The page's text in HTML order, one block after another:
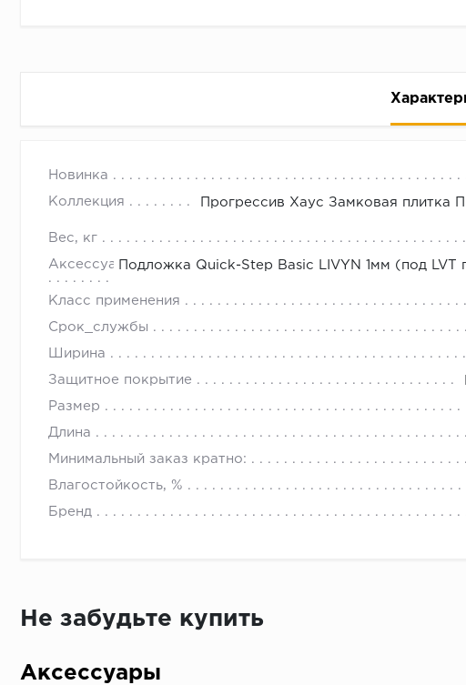
Новинка
Коллекция Прогрессив Хаус Замковая плитка
Вес, кг
АксессуарыПодложка Quick-Step Basic LIVYN 1мм (под LVT
Класс применения
Срок_службы
Ширина
Защитное покрытие
Размер
Длина
Минимальный заказ кратно:
Влагостойкость, %
Бренд
Можно купить в нашем интернет-магазине со скидкой.
Не забудьте купить
Аксессуары